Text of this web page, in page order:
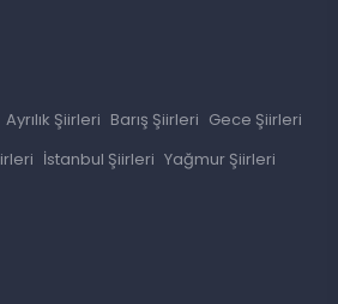
Ayrılık Şiirleri Barış Şiirleri Gece Şiirleri
İstanbul Şiirleri Yağmur Şiirleri